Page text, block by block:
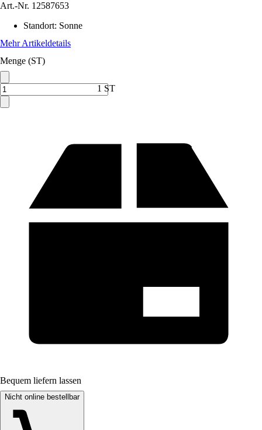
Art.-Nr. 12587653
Standort: Sonne
Mehr Artikeldetails
Menge (ST)
1 ST
Bequem liefern lassen
Nicht online bestellbar